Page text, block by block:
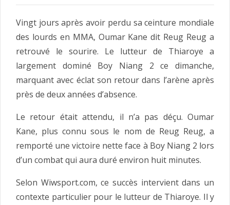
Vingt jours après avoir perdu sa ceinture mondiale
des lourds en MMA, Oumar Kane dit Reug Reug a
retrouvé le sourire. Le lutteur de Thiaroye a
largement dominé Boy Niang 2 ce dimanche,
marquant avec éclat son retour dans l’arène après
près de deux années d’absence.
Le retour était attendu, il n’a pas déçu. Oumar
Kane, plus connu sous le nom de Reug Reug, a
remporté une victoire nette face à Boy Niang 2 lors
d’un combat qui aura duré environ huit minutes.
Selon Wiwsport.com, ce succès intervient dans un
contexte particulier pour le lutteur de Thiaroye. Il y